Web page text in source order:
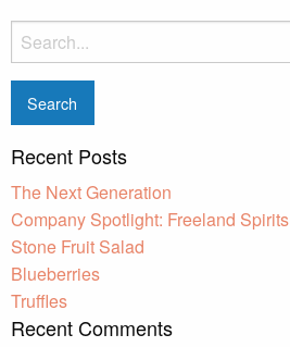
Search
for:
Recent Posts
The Next Generation
Company Spotlight: Freeland Spirits
Stone Fruit Salad
Blueberries
Truffles
Recent Comments